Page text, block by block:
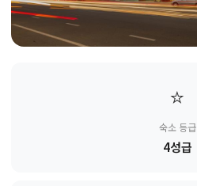
⭐
숙소 등급
4성급